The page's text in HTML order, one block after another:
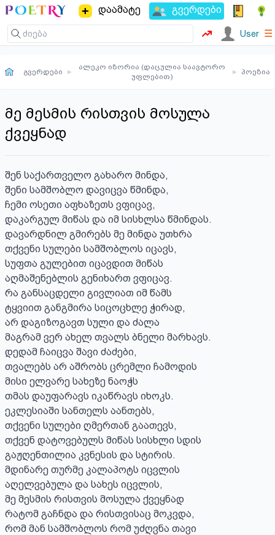
დაამატე გვერდები
User ☰
გვერდები ▸
ალეკო იზორია (დაცულია საავტორო
უფლებით)
▸ პოეზია
მე მესმის რისთვის მოსულა
ქვეყნად
შენ საქართველო გახარო მინდა,
შენი სამშობლო დავიცვა წმინდა,
ჩემი ოსეთი აფხაზეთს ვფიცავ,
დაკარგულ მიწას და იმ სისხლსა წმინდას.
დავარდნილ გმირებს მე მინდა უთხრა
თქვენი სულები სამშობლოს იცავს,
სუფთა გულებით იცავდით მიწას
აღმაშენებლის გენიხართ ვფიცავ.
რა განსაცდელი გივლიათ იმ წამს
ტყვიით განგმირა სიცოცხლე ჭირად,
არ დაგიზოგავთ სული და ძალა
მაგრამ ვერ ახელ თვალს ბნელი მარხავს.
დედამ ჩაიცვა შავი ძაძები,
თვალებს არ აშრობს ცრემლი ჩამოდის
მისი ელვარე სახეზე ნაოჭს
თმას დაუფარავს იკაწრავს იხოკს.
ეკლესიაში სანთელს აანთებს,
თქვენი სულები ღმერთან გაათევს,
თქვენ დატოვებულს მიწას სისხლი სდის
გაჟღენთილია კვნესის და სტირის.
მდინარე თურმე კალაპოტს იცვლის
აღელვებულა და სახეს იცვლის,
მე მესმის რისთვის მოსულა ქვეყნად
რატომ გაჩნდა და რისთვისაც მოკვდა,
რომ მან სამშობლოს რომ უძღვნა თავი